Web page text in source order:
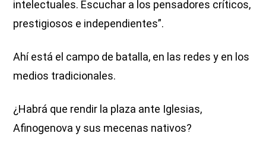
intelectuales. Escuchar a los pensadores críticos,
prestigiosos e independientes”.
Ahí está el campo de batalla, en las redes y en los
medios tradicionales.
¿Habrá que rendir la plaza ante Iglesias,
Afinogenova y sus mecenas nativos?